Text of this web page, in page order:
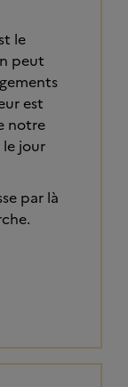
le
peut
est
notre
jour
par là